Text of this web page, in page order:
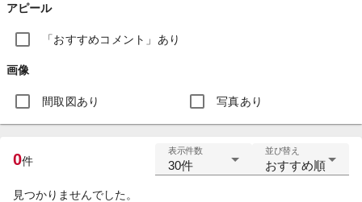
アピール
「おすすめコメント」あり
画像
間取図あり 写真あり
0件
表示件数
30件
並び替え
おすすめ順
見つかりませんでした。